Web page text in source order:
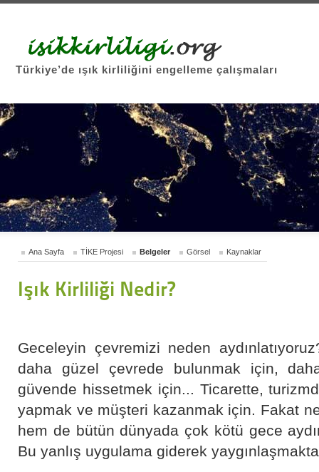
Türkiye’de ışık kirliliğini engelleme çalışmaları
Ana Sayfa TİKE Projesi Belgeler Görsel Kaynaklar
Işık Kirliliği Nedir?
Geceleyin çevremizi neden
daha güzel çevrede bulunmak için,
güvende hissetmek için... Ticarette,
yapmak ve müşteri kazanmak için. Fakat
hem de bütün dünyada çok kötü gece
Bu yanlış uygulama giderek